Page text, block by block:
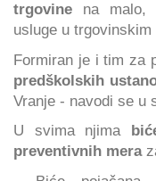
trgovine na malo,
usluge u
Formiran je i tim za
predškolskih
Vranje - navodi se u
U svima njima
preventivnih mera